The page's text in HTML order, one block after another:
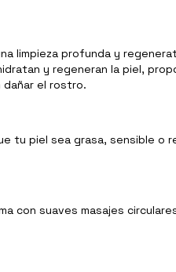
limpieza profunda y
y regeneran la piel,
dañar el rostro.
tu piel sea grasa, sensible o
con suaves masajes